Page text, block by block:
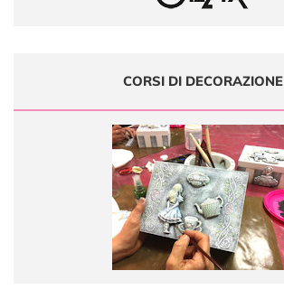
CORSI DI DECORAZIONE